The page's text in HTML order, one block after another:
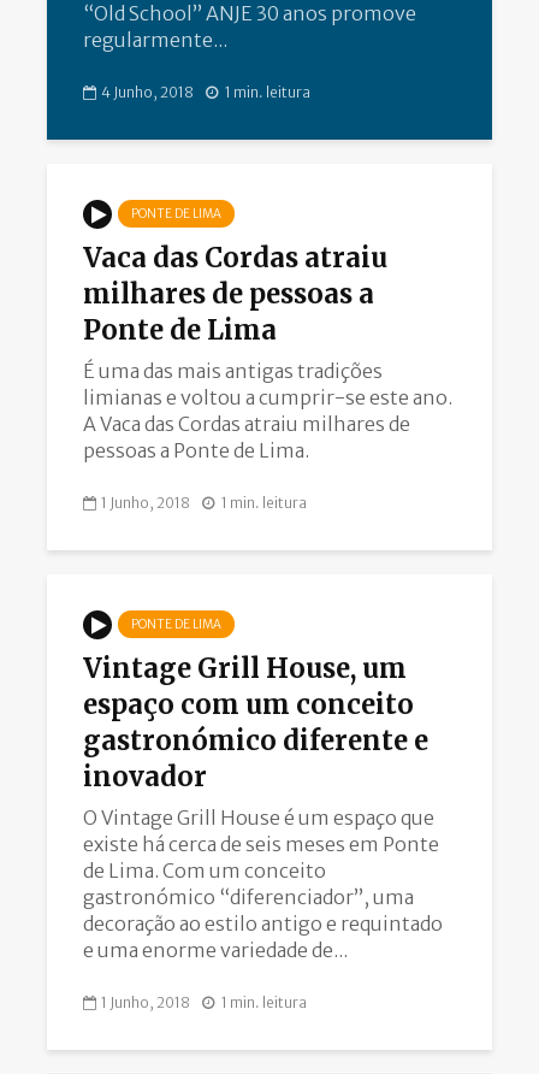
“Old School” ANJE 30 anos promove
regularmente...
4 Junho, 2018 1 min. leitura
PONTE DE LIMA
Vaca das Cordas atraiu
milhares de pessoas a
Ponte de Lima
É uma das mais antigas tradições
limianas e voltou a cumprir-se este ano.
A Vaca das Cordas atraiu milhares de
pessoas a Ponte de Lima.
1 Junho, 2018 1 min. leitura
PONTE DE LIMA
Vintage Grill House, um
espaço com um conceito
gastronómico diferente e
inovador
O Vintage Grill House é um espaço que
existe há cerca de seis meses em Ponte
de Lima. Com um conceito
gastronómico “diferenciador”, uma
decoração ao estilo antigo e requintado
e uma enorme variedade de...
1 Junho, 2018 1 min. leitura